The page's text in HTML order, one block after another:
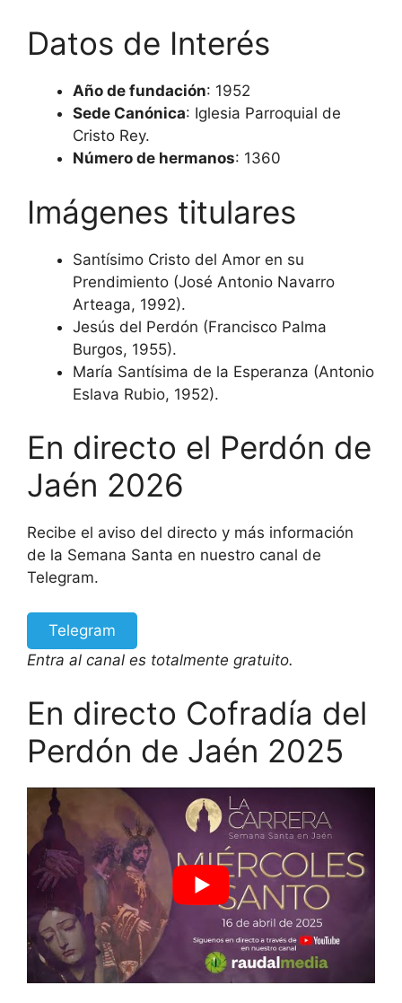
Datos de Interés
Año de fundación: 1952
Sede Canónica: Iglesia Parroquial de
Cristo Rey.
Número de hermanos: 1360
Imágenes titulares
Santísimo Cristo del Amor en su
Prendimiento (José Antonio Navarro
Arteaga, 1992).
Jesús del Perdón (Francisco Palma
Burgos, 1955).
María Santísima de la Esperanza (Antonio
Eslava Rubio, 1952).
En directo el Perdón de
Jaén 2026
Recibe el aviso del directo y más información
de la Semana Santa en nuestro canal de
Telegram.
Telegram
Entra al canal es totalmente gratuito.
En directo Cofradía del
Perdón de Jaén 2025